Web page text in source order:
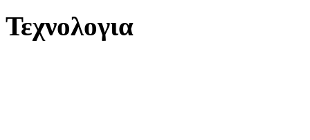
Τεχνολογια